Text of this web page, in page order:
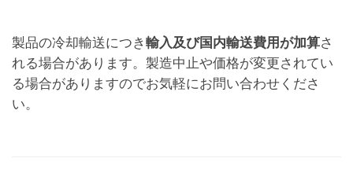
製品の冷却輸送につき輸入及び国内輸送費用が加算さ
れる場合があります。製造中止や価格が変更されてい
る場合がありますのでお気軽にお問い合わせくださ
い。